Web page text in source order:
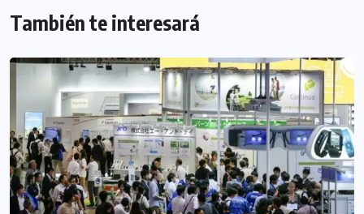
También te interesará